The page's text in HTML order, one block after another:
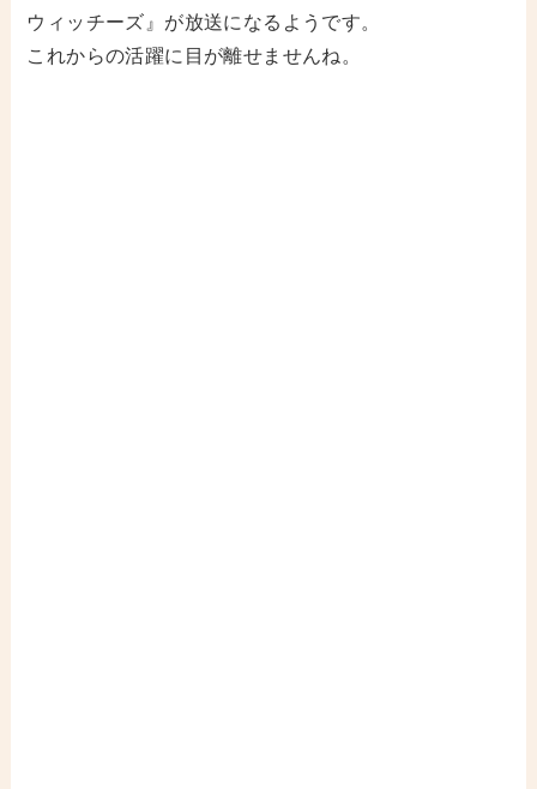
ウィッチーズ』が放送になるようです。
これからの活躍に目が離せませんね。